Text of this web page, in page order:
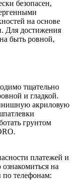
безопасен,
на основе
Для достижения
быть ровной,
тщательно
и гладкой.
акриловую
грунтом
платежей и
на
по телефонам: